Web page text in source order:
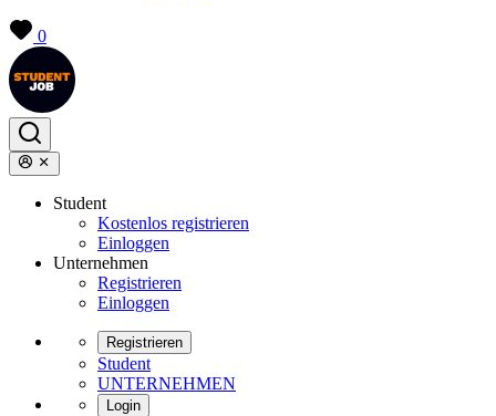
0
Student
Kostenlos registrieren
Einloggen
Unternehmen
Registrieren
Einloggen
Registrieren
Student
UNTERNEHMEN
Login